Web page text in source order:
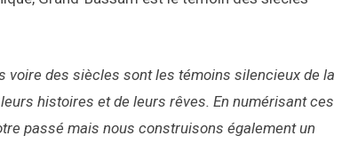
voire des siècles sont les témoins silencieux de la
histoires et de leurs rêves. En numérisant ces
passé mais nous construisons également un